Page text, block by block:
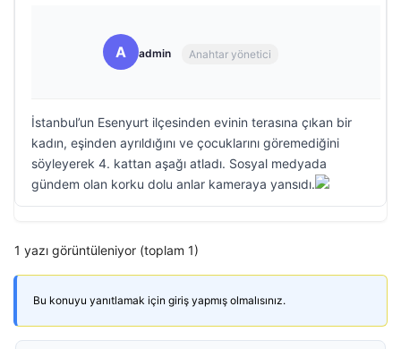
A admin Anahtar yönetici
İstanbul’un Esenyurt ilçesinden evinin terasına çıkan bir
kadın, eşinden ayrıldığını ve çocuklarını göremediğini
söyleyerek 4. kattan aşağı atladı. Sosyal medyada
gündem olan korku dolu anlar kameraya yansıdı.
1 yazı görüntüleniyor (toplam 1)
Bu konuyu yanıtlamak için giriş yapmış olmalısınız.